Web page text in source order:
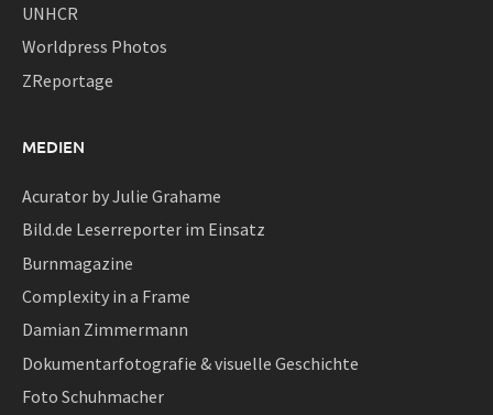
UNHCR
Worldpress Photos
ZReportage
MEDIEN
Acurator by Julie Grahame
Bild.de Leserreporter im Einsatz
Burnmagazine
Complexity in a Frame
Damian Zimmermann
Dokumentarfotografie & visuelle Geschichte
Foto Schuhmacher